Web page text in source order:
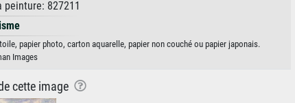
827211
papier photo, carton aquarelle, papier non couché ou papier japonais.
Images
cette image